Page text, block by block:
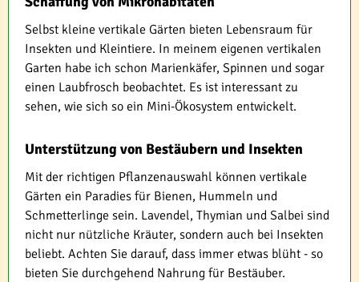
Selbst kleine vertikale Gärten bieten Lebensraum für
Insekten und Kleintiere. In meinem eigenen vertikalen
Garten habe ich schon Marienkäfer, Spinnen und sogar
einen Laubfrosch beobachtet. Es ist interessant zu
sehen, wie sich so ein Mini-Ökosystem entwickelt.
Unterstützung von Bestäubern und Insekten
Mit der richtigen Pflanzenauswahl können vertikale
Gärten ein Paradies für Bienen, Hummeln und
Schmetterlinge sein. Lavendel, Thymian und Salbei sind
nicht nur nützliche Kräuter, sondern auch bei Insekten
beliebt. Achten Sie darauf, dass immer etwas blüht - so
bieten Sie durchgehend Nahrung für Bestäuber.